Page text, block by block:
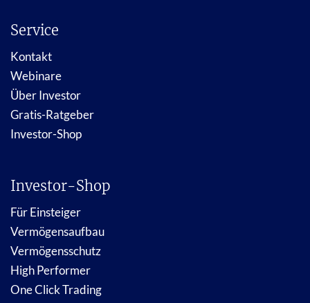
Service
Kontakt
Webinare
Über Investor
Gratis-Ratgeber
Investor-Shop
Investor-Shop
Für Einsteiger
Vermögensaufbau
Vermögensschutz
High Performer
One Click Trading